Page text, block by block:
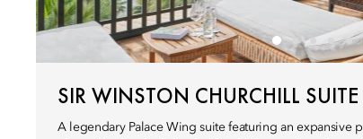
SIR WINSTON CHURCHILL
A legendary Palace Wing suite featuring an expansive